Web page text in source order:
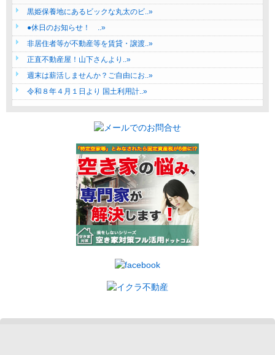
黒姫保養地にあるビックな丸太のビ..»
●休日のお知らせ！ ..»
非居住者等が不動産等を賃貸・譲渡..»
正直不動産屋！山下さんより..»
週末は薪活しませんか？ご自由にお..»
令和８年４月１日より 国土利用計..»